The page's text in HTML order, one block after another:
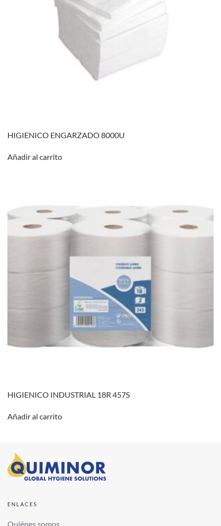
HIGIENICO ENGARZADO 8000U
Añadir al carrito
HIGIENICO INDUSTRIAL 18R 457S
Añadir al carrito
ENLACES
Quiénes somos